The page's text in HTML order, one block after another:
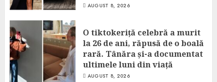
AUGUST 8, 2026
O tiktokeriță celebră a murit
la 26 de ani, răpusă de o boală
rară. Tânăra și-a documentat
ultimele luni din viață
AUGUST 8, 2026